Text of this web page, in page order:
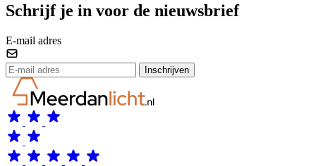
Schrijf je in voor de nieuwsbrief
E-mail adres
Inschrijven